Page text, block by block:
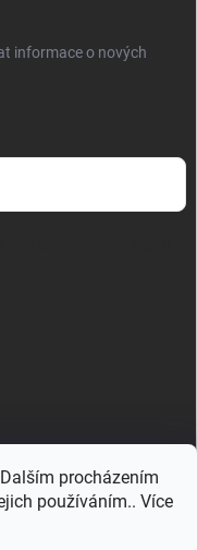
procházením
používáním.. Více
informace o nových